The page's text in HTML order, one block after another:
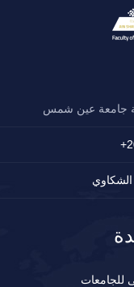
جامعة عين شمس
للجامعات